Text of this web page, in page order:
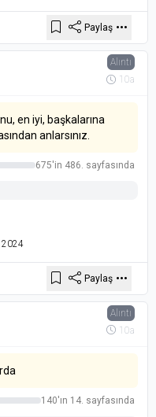
Paylaş
Alıntı
10a
en iyi, başkalarına
anlarsınız.
675'in 486. sayfasında
2024
Paylaş
Alıntı
10a
140'ın 14. sayfasında